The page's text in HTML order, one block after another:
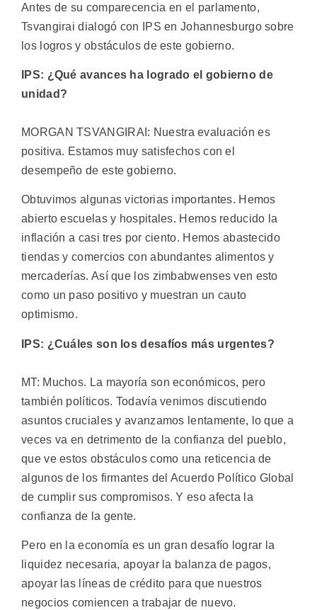
Antes de su comparecencia en el parlamento,
Tsvangirai dialogó con IPS en Johannesburgo sobre
los logros y obstáculos de este gobierno.
IPS: ¿Qué avances ha logrado el gobierno de
unidad?
MORGAN TSVANGIRAI: Nuestra evaluación es
positiva. Estamos muy satisfechos con el
desempeño de este gobierno.
Obtuvimos algunas victorias importantes. Hemos
abierto escuelas y hospitales. Hemos reducido la
inflación a casi tres por ciento. Hemos abastecido
tiendas y comercios con abundantes alimentos y
mercaderías. Así que los zimbabwenses ven esto
como un paso positivo y muestran un cauto
optimismo.
IPS: ¿Cuáles son los desafíos más urgentes?
MT: Muchos. La mayoría son económicos, pero
también políticos. Todavía venimos discutiendo
asuntos cruciales y avanzamos lentamente, lo que a
veces va en detrimento de la confianza del pueblo,
que ve estos obstáculos como una reticencia de
algunos de los firmantes del Acuerdo Político Global
de cumplir sus compromisos. Y eso afecta la
confianza de la gente.
Pero en la economía es un gran desafío lograr la
liquidez necesaria, apoyar la balanza de pagos,
apoyar las líneas de crédito para que nuestros
negocios comiencen a trabajar de nuevo.